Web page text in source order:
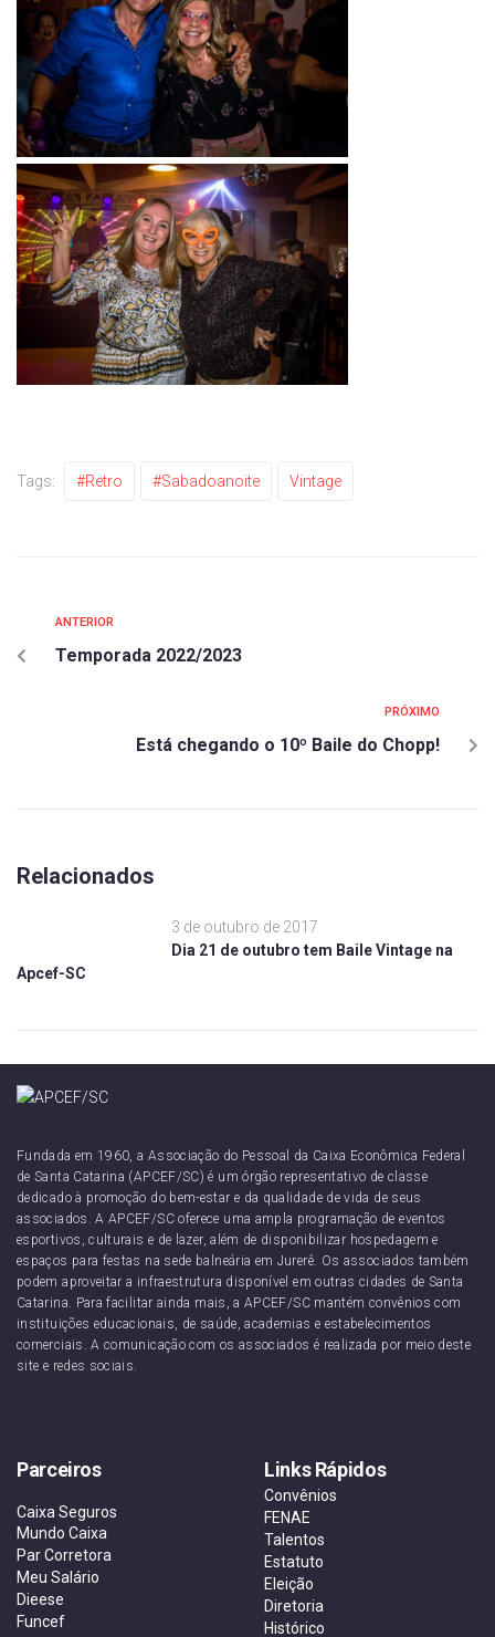
Tags: #retro #sabadoanoite Vintage
ANTERIOR
Temporada 2022/2023
PRÓXIMO
Está chegando o 10º Baile do Chopp!
Relacionados
3 de outubro de 2017
Dia 21 de outubro tem Baile Vintage na
Apcef-SC
Fundada em 1960, a Associação do Pessoal da Caixa Econômica Federal
de Santa Catarina (APCEF/SC) é um órgão representativo de classe
dedicado à promoção do bem-estar e da qualidade de vida de seus
associados. A APCEF/SC oferece uma ampla programação de eventos
esportivos, culturais e de lazer, além de disponibilizar hospedagem e
espaços para festas na sede balneária em Jurerê. Os associados também
podem aproveitar a infraestrutura disponível em outras cidades de Santa
Catarina. Para facilitar ainda mais, a APCEF/SC mantém convênios com
instituições educacionais, de saúde, academias e estabelecimentos
comerciais. A comunicação com os associados é realizada por meio deste
site e redes sociais.
Parceiros
Caixa Seguros
Mundo Caixa
Par Corretora
Meu Salário
Dieese
Funcef
Links Rápidos
Convênios
FENAE
Talentos
Estatuto
Eleição
Diretoria
Histórico